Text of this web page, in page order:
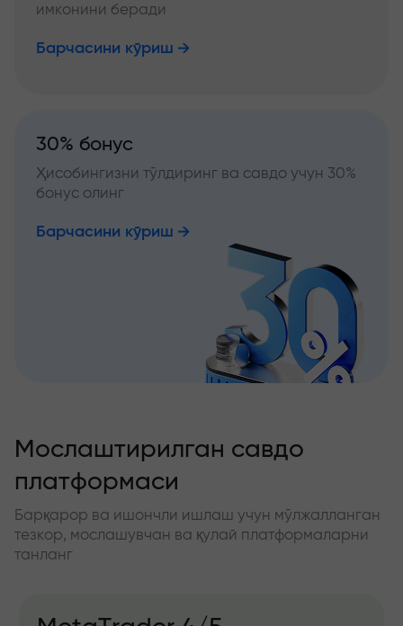
имконини беради
Барчасини кўриш
30% бонус
Ҳисобингизни тўлдиринг ва савдо учун 30%
бонус олинг
Барчасини кўриш
Мослаштирилган савдо
платформаси
Барқарор ва ишончли ишлаш учун мўлжалланган
тезкор, мослашувчан ва қулай платформаларни
танланг